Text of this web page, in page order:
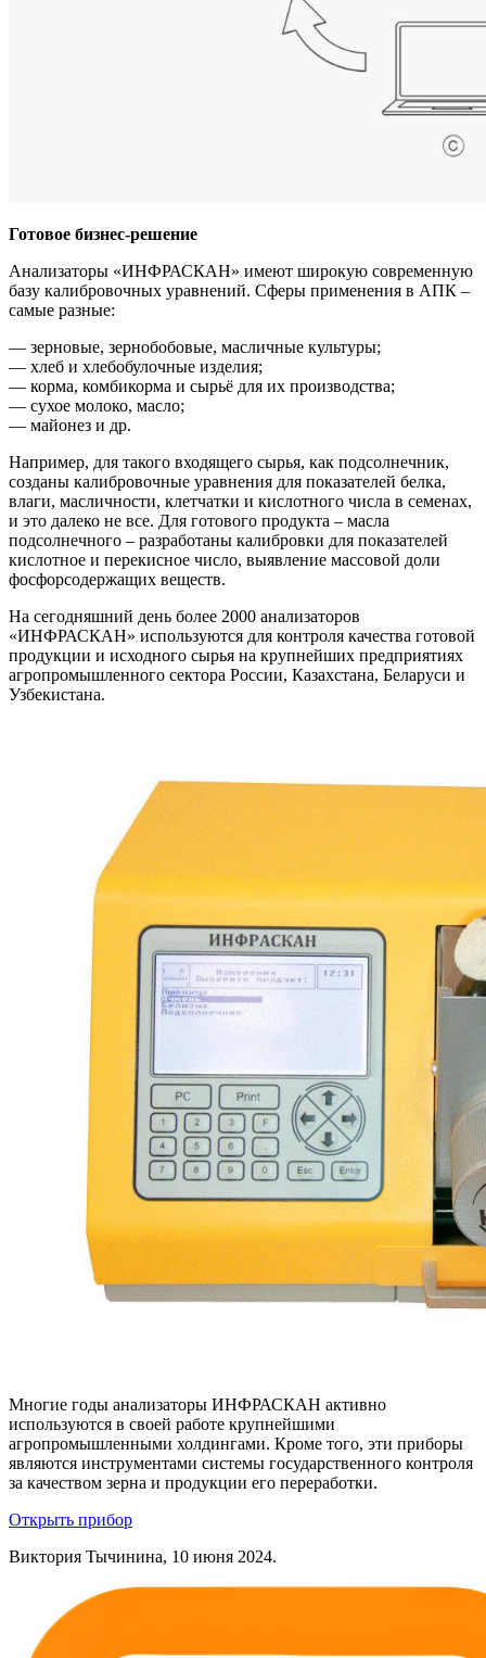
Готовое бизнес-решение
Анализаторы «ИНФРАСКАН» имеют широкую современную
базу калибровочных уравнений. Сферы применения в АПК –
самые разные:
— зерновые, зернобобовые, масличные культуры;
— хлеб и хлебобулочные изделия;
— корма, комбикорма и сырьё для их производства;
— сухое молоко, масло;
— майонез и др.
Например, для такого входящего сырья, как подсолнечник,
созданы калибровочные уравнения для показателей белка,
влаги, масличности, клетчатки и кислотного числа в семенах,
и это далеко не все. Для готового продукта – масла
подсолнечного – разработаны калибровки для показателей
кислотное и перекисное число, выявление массовой доли
фосфорсодержащих веществ.
На сегодняшний день более 2000 анализаторов
«ИНФРАСКАН» используются для контроля качества готовой
продукции и исходного сырья на крупнейших предприятиях
агропромышленного сектора России, Казахстана, Беларуси и
Узбекистана.
Многие годы анализаторы ИНФРАСКАН активно
используются в своей работе крупнейшими
агропромышленными холдингами. Кроме того, эти приборы
являются инструментами системы государственного контроля
за качеством зерна и продукции его переработки.
Открыть прибор
Виктория Тычинина, 10 июня 2024.